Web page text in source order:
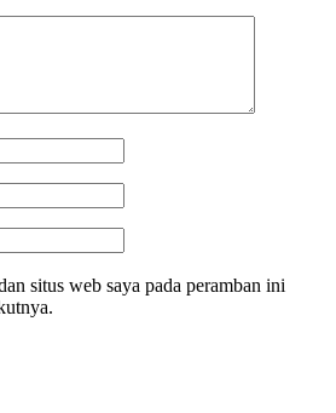
situs web saya pada peramban ini